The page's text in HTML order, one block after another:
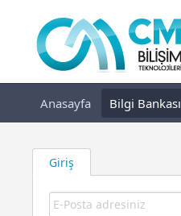
Anasayfa Bilgi Bankası
Giriş